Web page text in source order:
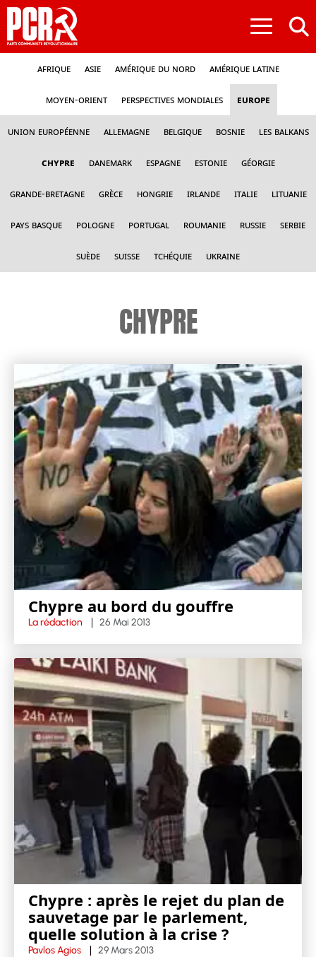
≡
Afrique Asie Amérique du nord Amérique latine
Moyen-Orient Perspectives mondiales Europe
Union Européenne Allemagne Belgique Bosnie Les Balkans
Chypre Danemark Espagne Estonie Géorgie
Grande-Bretagne Grèce Hongrie Irlande Italie Lituanie
Pays Basque Pologne Portugal Roumanie Russie Serbie
Suède Suisse Tchéquie Ukraine
CHYPRE
Chypre au bord du gouffre
La rédaction 26 Mai 2013
Chypre : après le rejet du plan de
sauvetage par le parlement,
quelle solution à la crise ?
Pavlos Agios 29 Mars 2013